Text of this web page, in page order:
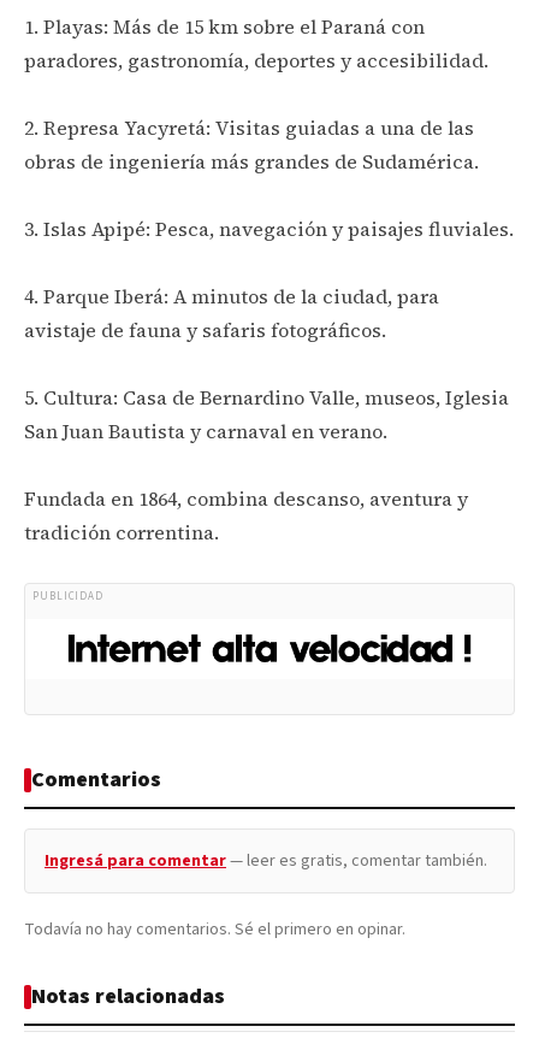
1. Playas: Más de 15 km sobre el Paraná con
paradores, gastronomía, deportes y accesibilidad.
2. Represa Yacyretá: Visitas guiadas a una de las
obras de ingeniería más grandes de Sudamérica.
3. Islas Apipé: Pesca, navegación y paisajes fluviales.
4. Parque Iberá: A minutos de la ciudad, para
avistaje de fauna y safaris fotográficos.
5. Cultura: Casa de Bernardino Valle, museos, Iglesia
San Juan Bautista y carnaval en verano.
Fundada en 1864, combina descanso, aventura y
tradición correntina.
PUBLICIDAD
Comentarios
Ingresá para comentar— leer es gratis, comentar también.
Todavía no hay comentarios. Sé el primero en opinar.
Notas relacionadas